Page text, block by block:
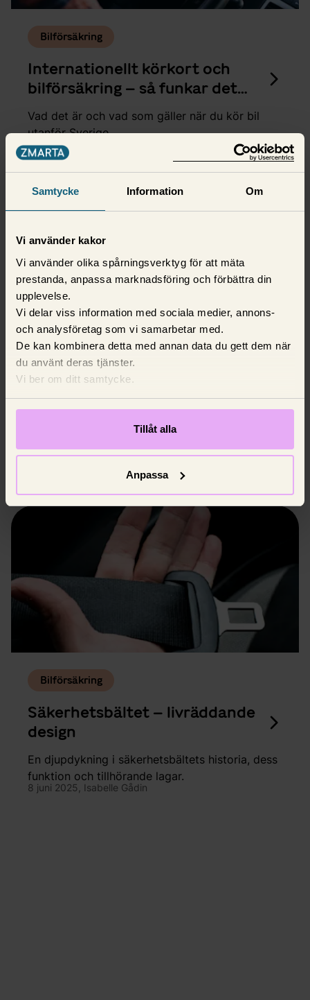
Samtycke Information Om
Vi använder kakor
Vi använder olika spårningsverktyg för att mäta
prestanda, anpassa marknadsföring och förbättra din
upplevelse.
Vi delar viss information med sociala medier, annons-
och analysföretag som vi samarbetar med.
De kan kombinera detta med annan data du gett dem när
du använt deras tjänster.
Vi ber om ditt samtycke.
Tillåt alla
Anpassa
Bilförsäkring
Internationellt körkort och
bilförsäkring – så funkar det
när du ska bila utomlands
Vad det är och vad som gäller när du kör bil
utanför Sverige.
8 juni 2025,
Bilförsäkring
Varningslampor i bilen – vad
betyder de?
och när du behöver åka till en verkstad.
Bilförsäkring
Säkerhetsbältet – livräddande
design
En djupdykning i säkerhetsbältets historia, dess
funktion och tillhörande lagar.
8 juni 2025, Isabelle Gådin